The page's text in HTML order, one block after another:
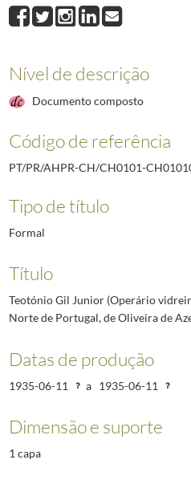
D200449 Teotónio Gil Junior
D200450 João da Silva Felix
D200452
Feliciano d´Almeida
Alice Encarnação
D200454 Epifânio Francisco de
D211817 Arnaldo dos Santos
Nível de descrição
Documento composto
Código de referência
PT/PR/AHPR-CH/CH0101-
Tipo de título
Formal
Título
Teotónio Gil Junior (Operário
Norte de Portugal, de Oliveira de
Datas de produção
1935-06-11 a 1935-06-11
Dimensão e suporte
1 capa